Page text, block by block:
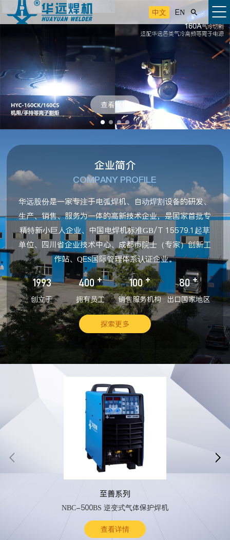
中文 EN 
查看详情
企业简介
COMPANY PROFILE
华远股份是一家专注于电弧焊机、自动焊割设备的研发、
生产、销售、服务为一体的高新技术企业，是国家首批专
精特新小巨人企业、中国电焊机标准GB/T 15579.1起草
单位、四川省企业技术中心、成都市院士（专家）创新工
作站、QES国际管理体系认证企业。
1993
创立于
400 +
拥有员工
100 +
销售服务机构
80 +
出口国家地区
探索更多
至善系列
NBC-500BS 逆变式气体保护焊机
查看详情
 